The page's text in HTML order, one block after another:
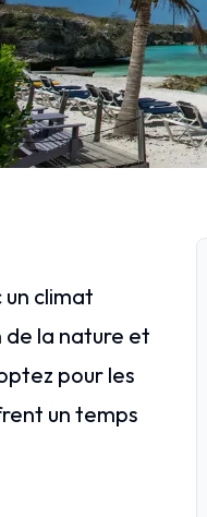
climat
la nature et
pour les
un temps